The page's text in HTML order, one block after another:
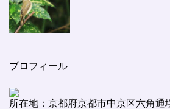
プロフィール
所在地：京都府京都市中京区六角通